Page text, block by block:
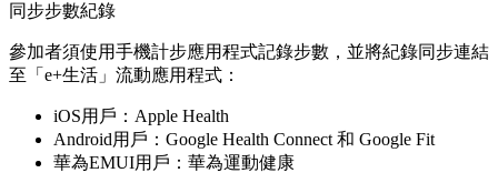
同步步數紀錄
參加者須使用手機計步應用程式記錄步數，並將紀錄同步連結
至「e+生活」流動應用程式：
iOS用戶：Apple Health
Android用戶：Google Health Connect 和 Google Fit
華為EMUI用戶：華為運動健康